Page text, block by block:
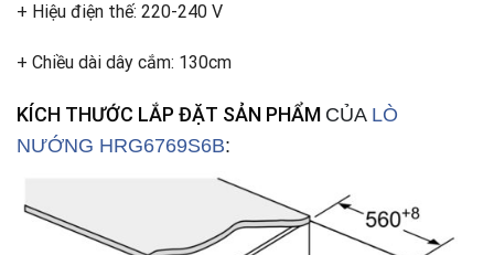
+ Hiệu điện thế: 220-240 V
+ Chiều dài dây cắm: 130cm
KÍCH THƯỚC LẮP ĐẶT SẢN PHẨM CỦA LÒ
NƯỚNG HRG6769S6B: